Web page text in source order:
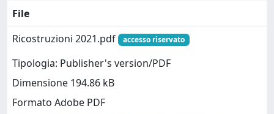
File
Ricostruzioni 2021.pdf
accesso riservato
Tipologia: Publisher's version/PDF
Dimensione 194.86 kB
Formato Adobe PDF